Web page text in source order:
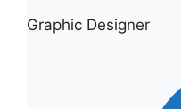
Graphic Designer